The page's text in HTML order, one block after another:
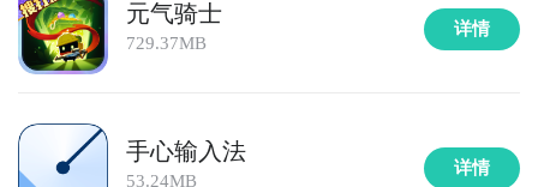
元气骑士
729.37MB
详情
手心输入法
53.24MB
详情